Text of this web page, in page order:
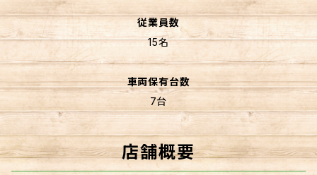
従業員数
15名
車両保有台数
7台
店舗概要